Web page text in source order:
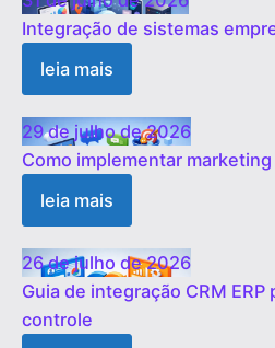
Integração de sistemas
leia mais
29 de julho de 2026
Como implementar
leia mais
26 de julho de 2026
Guia de integração CRM
controle